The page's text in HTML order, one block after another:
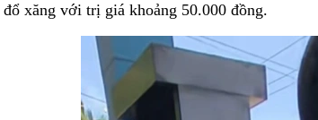
xăng với trị giá khoảng 50.000 đồng.